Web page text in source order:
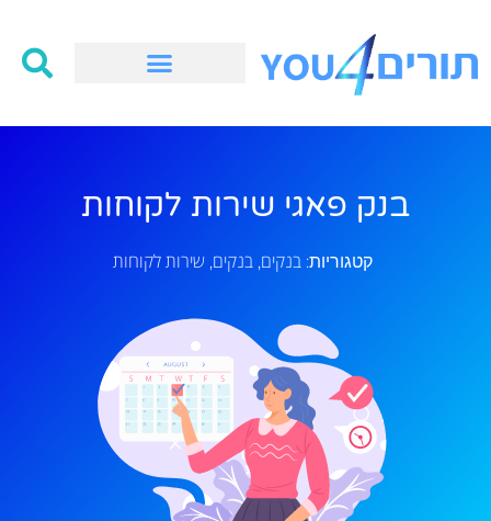
בנק פאגי שירות לקוחות
קטגוריות: בנקים, בנקים, שירות לקוחות